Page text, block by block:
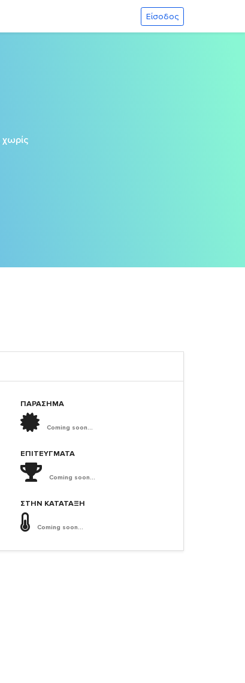
Είσοδος
χωρίς
ΠΑΡΑΣΗΜΑ
Coming soon...
ΕΠΙΤΕΎΓΜΑΤΑ
Coming soon...
ΣΤΗΝ ΚΑΤΆΤΑΞΗ
Coming soon...